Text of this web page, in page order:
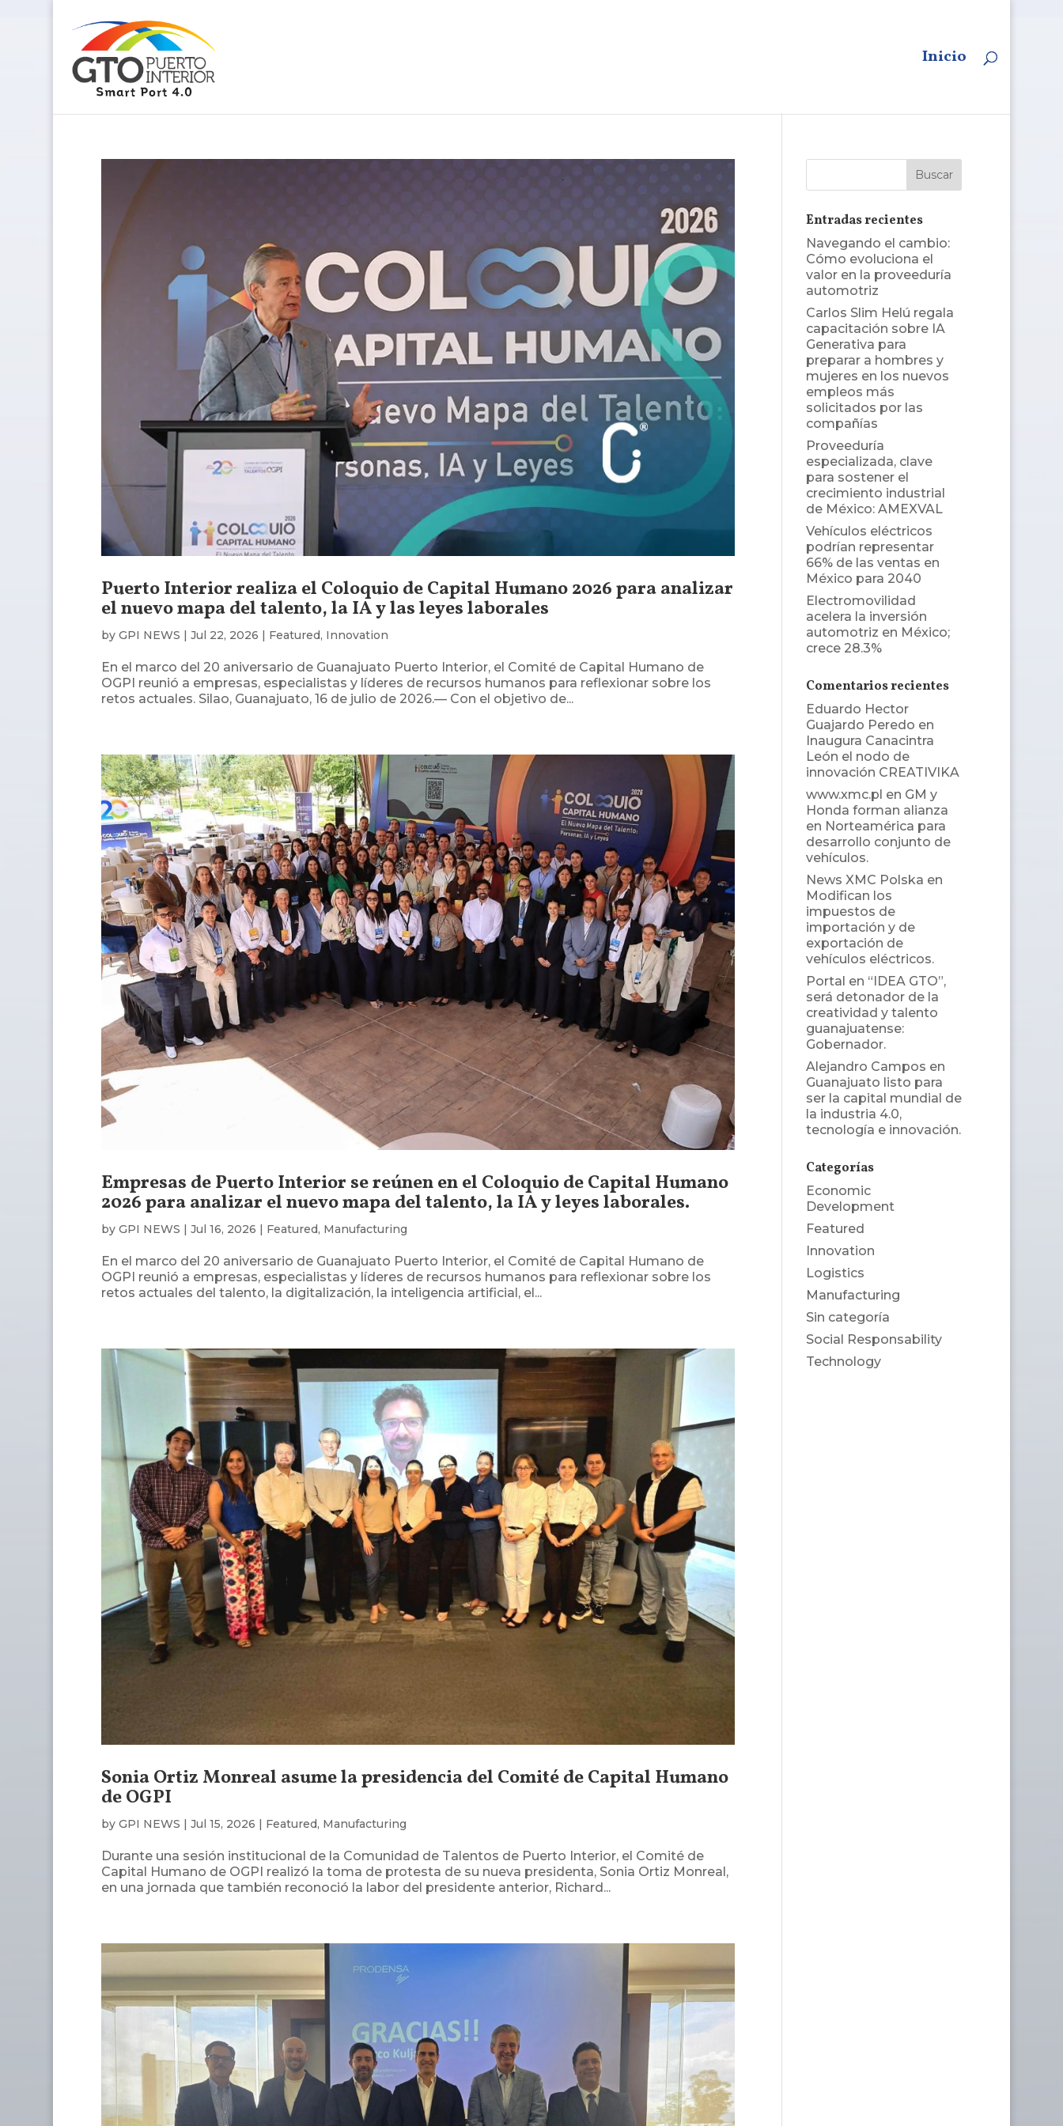
Inicio
Puerto Interior realiza el Coloquio de Capital Humano 2026 para analizar
el nuevo mapa del talento, la IA y las leyes laborales
by GPI NEWS | Jul 22, 2026 | Featured, Innovation
En el marco del 20 aniversario de Guanajuato Puerto Interior, el Comité de Capital Humano de
OGPI reunió a empresas, especialistas y líderes de recursos humanos para reflexionar sobre los
retos actuales. Silao, Guanajuato, 16 de julio de 2026.— Con el objetivo de...
Empresas de Puerto Interior se reúnen en el Coloquio de Capital Humano
2026 para analizar el nuevo mapa del talento, la IA y leyes laborales.
by GPI NEWS Jul 16, 2026 Featured, Manufacturing
En el marco del 20 aniversario de Guanajuato Puerto Interior, el Comité de Capital Humano de
OGPI reunió a empresas, especialistas y líderes de recursos humanos para reflexionar sobre los
retos actuales del talento, la digitalización, la inteligencia artificial, el...
Sonia Ortiz Monreal asume la presidencia del Comité de Capital Humano
de OGPI
by GPI NEWS Jul 15, 2026 Featured, Manufacturing
Durante una sesión institucional de la Comunidad de Talentos de Puerto Interior, el Comité de
Capital Humano de OGPI realizó la toma de protesta de su nueva presidenta, Sonia Ortiz Monreal,
en una jornada que también reconoció la labor del presidente anterior, Richard...
Entradas recientes
Navegando el cambio:
Cómo evoluciona el
valor en la proveeduría
automotriz
Carlos Slim Helú regala
capacitación sobre IA
Generativa para
preparar a hombres y
mujeres en los nuevos
empleos más
solicitados por las
compañías
Proveeduría
especializada, clave
para sostener el
crecimiento industrial
de México: AMEXVAL
Vehículos eléctricos
podrían representar
66% de las ventas en
México para 2040
Electromovilidad
acelera la inversión
automotriz en México;
crece 28.3%
Comentarios recientes
Eduardo Hector
Guajardo Peredo en
Inaugura Canacintra
León el nodo de
innovación CREATIVIKA
www.xmc.pl en GM y
Honda forman alianza
en Norteamérica para
desarrollo conjunto de
vehículos.
News XMC Polska en
Modifican los
impuestos de
importación y de
exportación de
vehículos eléctricos.
Portal en “IDEA GTO”,
será detonador de la
creatividad y talento
guanajuatense:
Gobernador.
Alejandro Campos en
Guanajuato listo para
ser la capital mundial de
la industria 4.0,
tecnología e innovación.
Categorías
Economic
Development
Featured
Innovation
Logistics
Manufacturing
Sin categoría
Social Responsability
Technology